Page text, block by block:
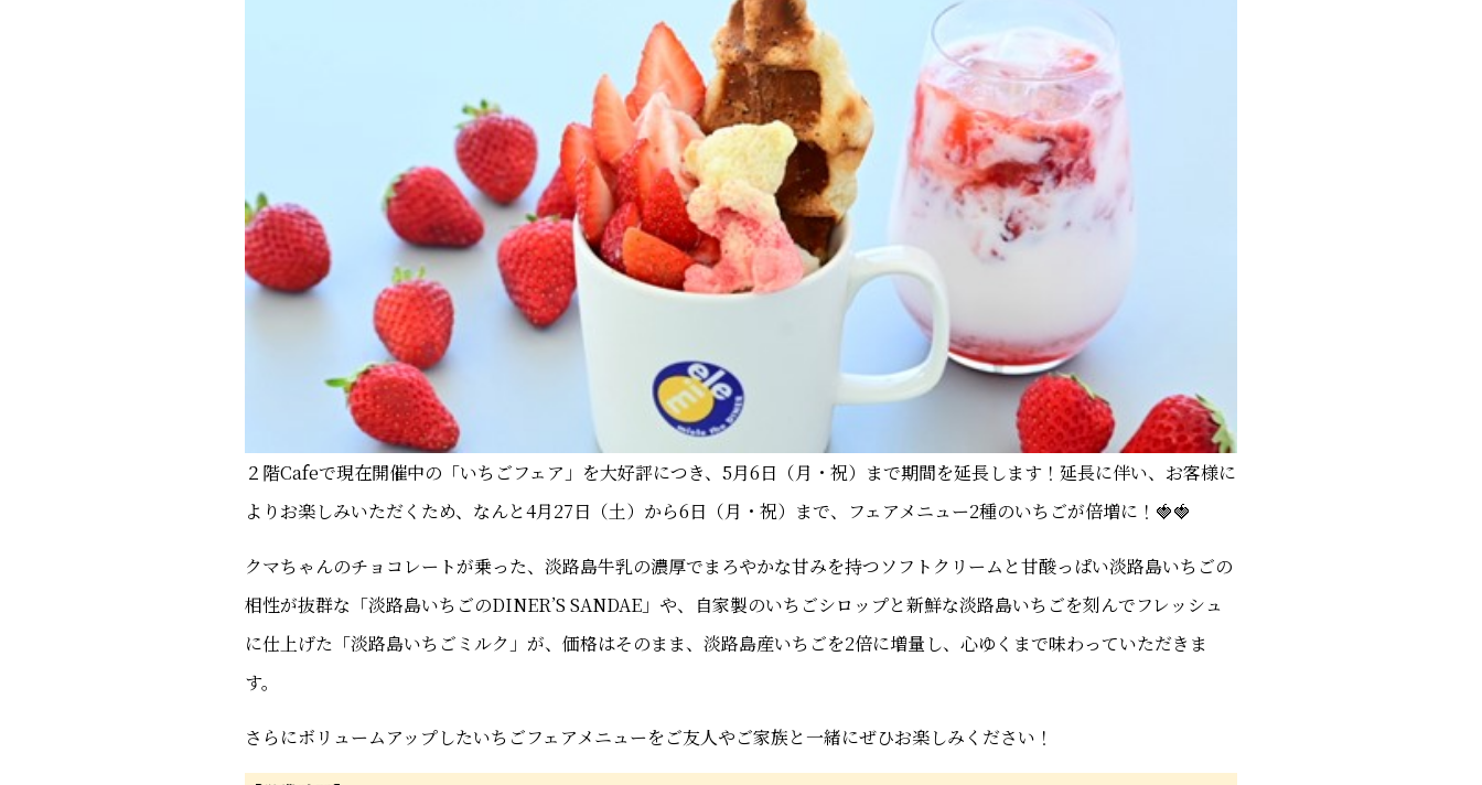
２階Cafeで現在開催中の「いちごフェア」を大好評につき、5月6日（月・祝）まで期間を延長します！延長に伴い、お客様に
よりお楽しみいただくため、なんと4月27日（土）から6日（月・祝）まで、フェアメニュー2種のいちごが倍増に！🍓🍓
クマちゃんのチョコレートが乗った、淡路島牛乳の濃厚でまろやかな甘みを持つソフトクリームと甘酸っぱい淡路島いちごの
相性が抜群な「淡路島いちごのDINER’S SANDAE」や、自家製のいちごシロップと新鮮な淡路島いちごを刻んでフレッシュ
に仕上げた「淡路島いちごミルク」が、価格はそのまま、淡路島産いちごを2倍に増量し、心ゆくまで味わっていただきま
す。
さらにボリュームアップしたいちごフェアメニューをご友人やご家族と一緒にぜひお楽しみください！